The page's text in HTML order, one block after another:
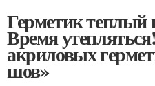
Герметик теплый
Время
акриловых
шов»